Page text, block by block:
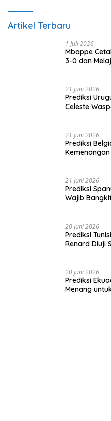
Artikel Terbaru
1 Juli 2026
Mbappe
3-0 dan
21 Juni 2026
Prediksi
Celeste
21 Juni 2026
Prediksi
21 Juni 2026
Prediksi
Wajib
20 Juni 2026
Prediksi
Renard Diuji
20 Juni 2026
Prediksi
Menang